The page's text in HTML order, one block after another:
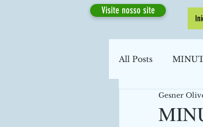
Visite nosso site
All Posts
Gesner